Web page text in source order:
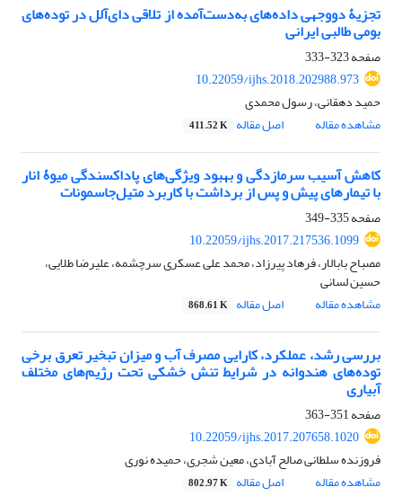
تجزیۀ دووجهی داده‌های به‌دست‌آمده از تلاقی دای‌آلل در توده‌های
بومی طالبی ایرانی
صفحه323-333
10.22059/ijhs.2018.202988.973
حمید دهقانی، رسول محمدی
مشاهده مقاله
اصل مقاله 411.52 K
کاهش آسیب سرمازدگی و بهبود ویژگی‌های پاداکسندگی میوۀ انار
با تیمارهای پیش و پس از برداشت با کاربرد متیل‌جاسمونات
صفحه335-349
10.22059/ijhs.2017.217536.1099
مصباح بابالار، فرهاد پیرزاد، محمد علی عسکری سرچشمه، علیرضا طلایی،
حسین لسانی
مشاهده مقاله
اصل مقاله 868.61 K
بررسی رشد، عملکرد، کارایی مصرف آب و میزان تبخیر تعرق برخی
توده‌های هندوانه در شرایط تنش خشکی تحت رژیم‌های مختلف
آبیاری
صفحه351-363
10.22059/ijhs.2017.207658.1020
فروزنده سلطانی صالح آبادی، معین شجری، حمیده نوری
مشاهده مقاله
اصل مقاله 802.97 K